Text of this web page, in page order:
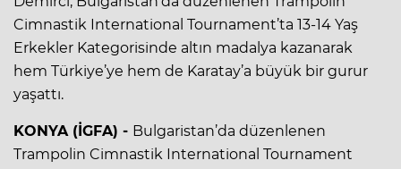
Cimnastik International Tournament’ta 13-14 Yaş
Erkekler Kategorisinde altın madalya kazanarak
hem Türkiye’ye hem de Karatay’a büyük bir gurur
yaşattı.
KONYA (İGFA) - Bulgaristan’da düzenlenen
Trampolin Cimnastik International Tournament